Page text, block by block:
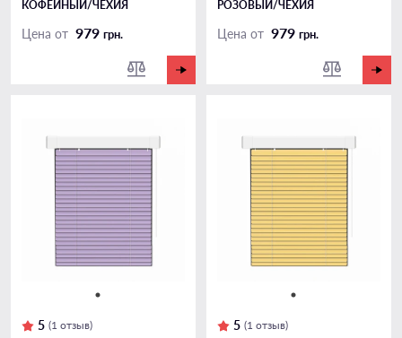
КОФЕЙНЫЙ/ЧЕХИЯ
Цена от 979 грн.
РОЗОВЫЙ/ЧЕХИЯ
Цена от 979 грн.
5 (1 отзыв)
5 (1 отзыв)